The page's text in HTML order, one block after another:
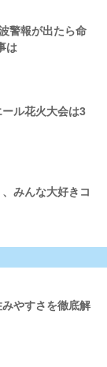
警報が出たら命
は
ル花火大会は3
みんな大好きコ
やすさを徹底解